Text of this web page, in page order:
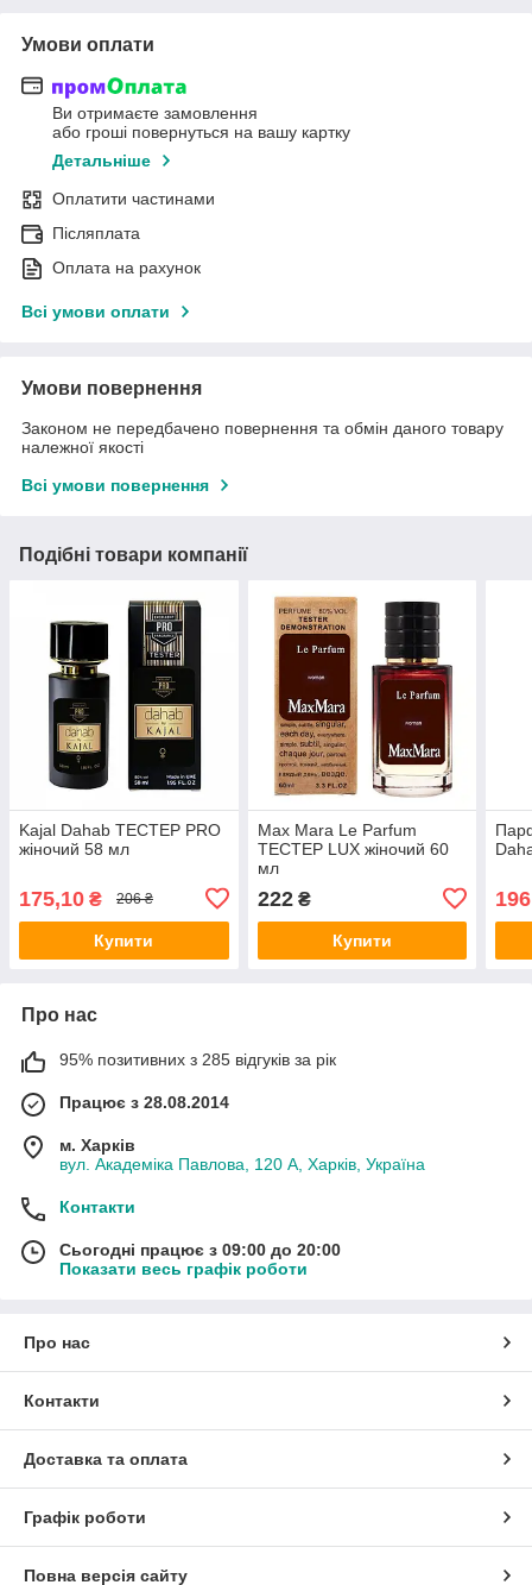
Умови оплати
Ви отримаєте замовлення
або гроші повернуться на вашу картку
Детальніше
Оплатити частинами
Післяплата
Оплата на рахунок
Всі умови оплати
Умови повернення
Законом не передбачено повернення та обмін даного товару
належної якості
Всі умови повернення
Подібні товари компанії
Kajal Dahab ТЕСТЕР PRO
жіночий 58 мл
175,10 ₴ 206 ₴
Купити
Max Mara Le Parfum
ТЕСТЕР LUX жіночий 60
мл
222₴
Купити
Про нас
95% позитивних з 285 відгуків за рік
Працює з 28.08.2014
м. Харків
вул. Академіка Павлова, 120 А, Харків, Україна
Контакти
Сьогодні працює з 09:00 до 20:00
Показати весь графік роботи
Про нас
Контакти
Доставка та оплата
Графік роботи
Повна версія сайту